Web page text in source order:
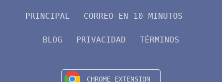
PRINCIPAL CORREO EN 10 MINUTOS
BLOG PRIVACIDAD TÉRMINOS